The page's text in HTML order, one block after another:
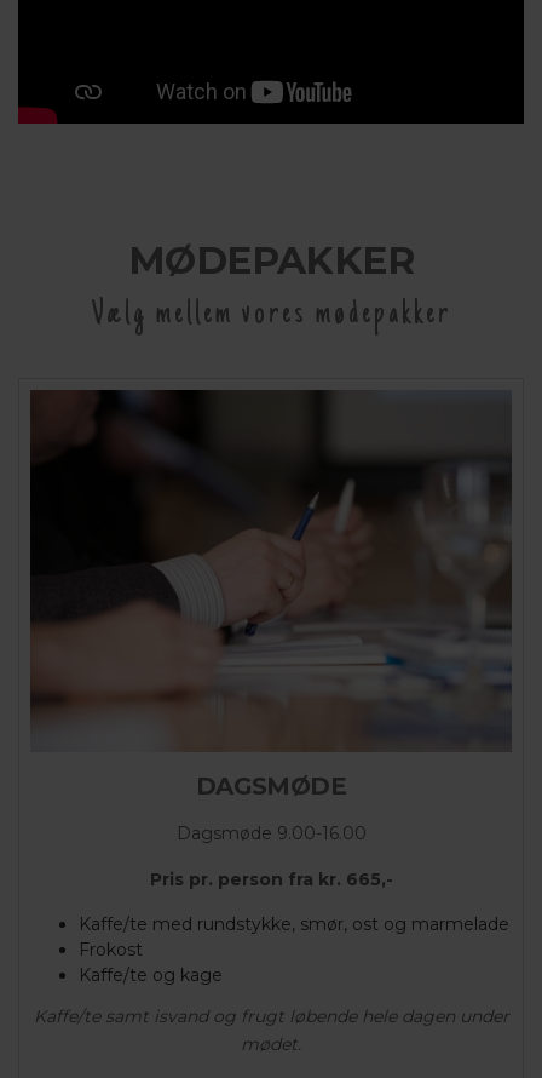
MØDEPAKKER
Vælg mellem vores mødepakker
DAGSMØDE
Dagsmøde 9.00-16.00
Pris pr. person fra kr. 665,-
Kaffe/te med rundstykke, smør, ost og marmelade
Frokost
Kaffe/te og kage
Kaffe/te samt isvand og frugt løbende hele dagen under
mødet.